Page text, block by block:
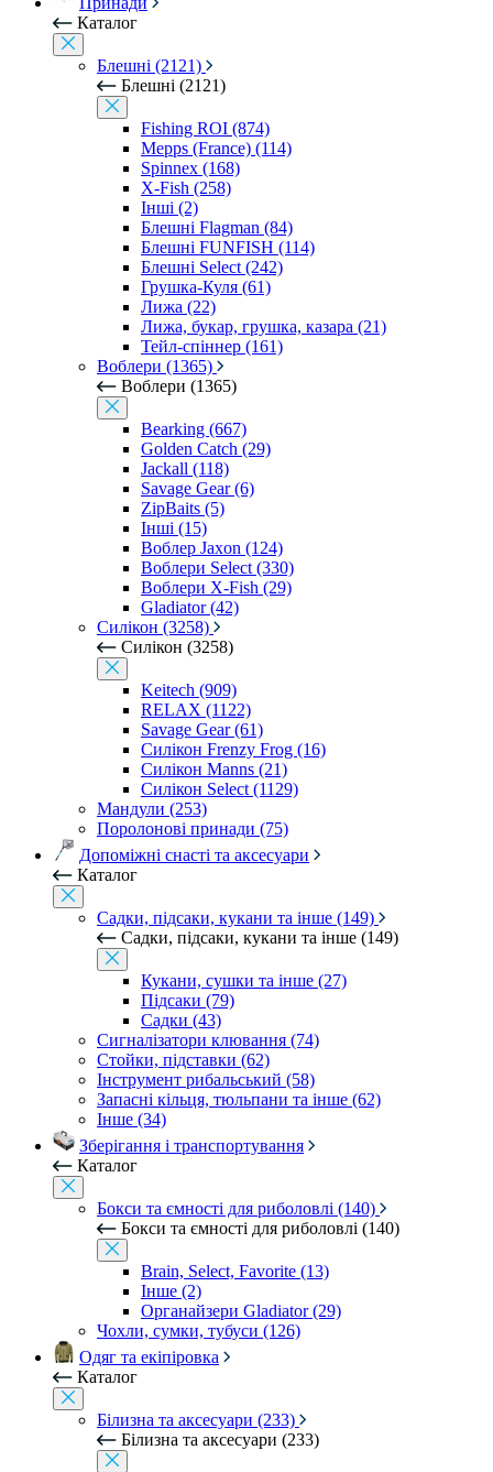
Каталог
Блешні (2121)
Блешні (2121)
Fishing ROI (874)
Mepps (France) (114)
Spinnex (168)
X-Fish (258)
Інші (2)
Блешні Flagman (84)
Блешні FUNFISH (114)
Блешні Select (242)
Грушка-Куля (61)
Лижа (22)
Лижа, букар, грушка, казара (21)
Тейл-спіннер (161)
Воблери (1365)
Воблери (1365)
Bearking (667)
Golden Catch (29)
Jackall (118)
Savage Gear (6)
ZipBaits (5)
Інші (15)
Воблер Jaxon (124)
Воблери Select (330)
Воблери X-Fish (29)
Gladiator (42)
Силікон (3258)
Силікон (3258)
Keitech (909)
RELAX (1122)
Savage Gear (61)
Силікон Frenzy Frog (16)
Силікон Manns (21)
Силікон Select (1129)
Мандули (253)
Поролонові принади (75)
Допоміжні снасті та аксесуари
Каталог
Садки, підсаки, кукани та інше (149)
Садки, підсаки, кукани та інше (149)
Кукани, сушки та інше (27)
Підсаки (79)
Садки (43)
Сигналізатори клювання (74)
Стойки, підставки (62)
Інструмент рибальський (58)
Запасні кільця, тюльпани та інше (62)
Інше (34)
Зберігання і транспортування
Каталог
Бокси та ємності для риболовлі (140)
Бокси та ємності для риболовлі (140)
Brain, Select, Favorite (13)
Інше (2)
Органайзери Gladiator (29)
Чохли, сумки, тубуси (126)
Одяг та екіпіровка
Каталог
Білизна та аксесуари (233)
Білизна та аксесуари (233)